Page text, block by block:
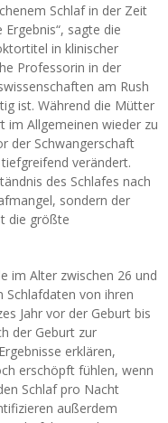
Schlaf in der Zeit
sagte die
in klinischer
Professorin in der
am Rush
ist. Während die Mütter
im Allgemeinen wieder zu
der Schwangerschaft
verändert.
des Schlafes nach
sondern der
die größte
im Alter zwischen 26 und
Schlafdaten von ihren
Jahr vor der Geburt bis
der Geburt zur
erklären,
erschöpft fühlen, wenn
Schlaf pro Nacht
außerdem